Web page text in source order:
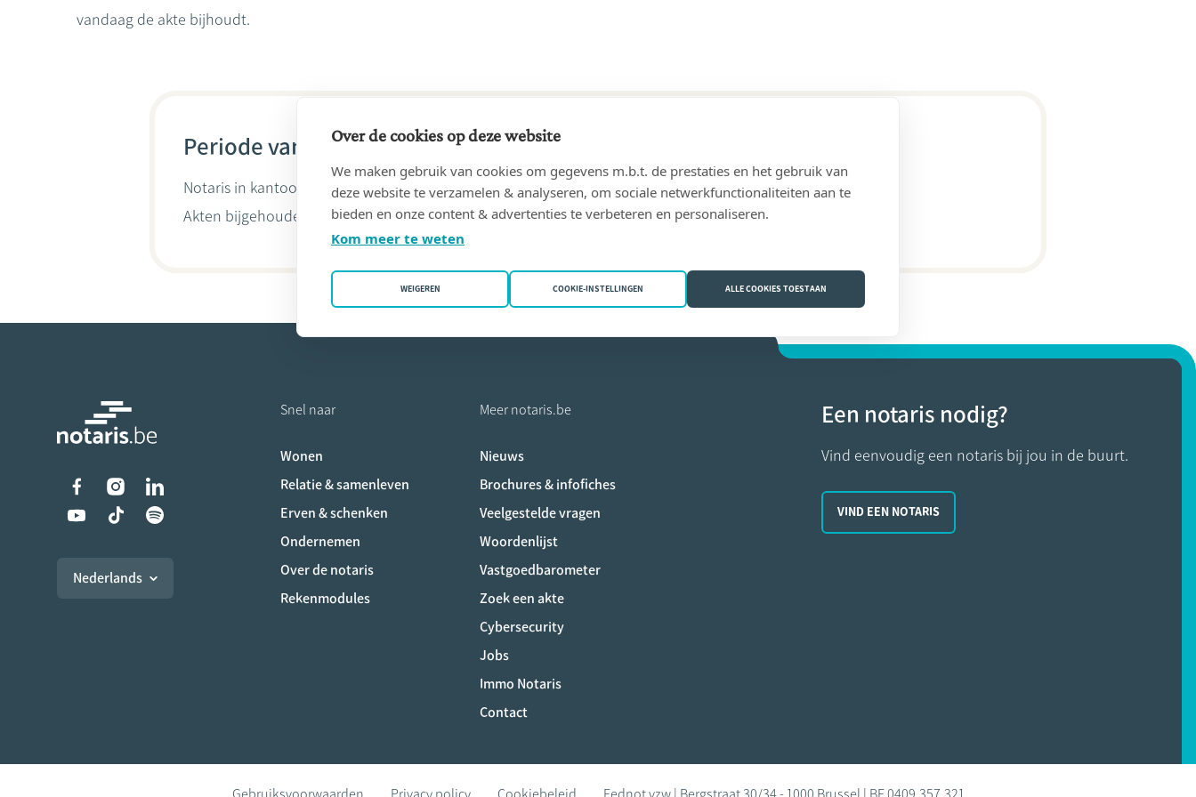
vandaag de akte bijhoudt.
Periode van 14/09/1962 tot 22/04/1993
Notaris in kantoor DEBOUCHE, Pierre(5030 Gembloux)
Akten bijgehouden doorPierre (Pierre-Alexandre) Debouche
Liens vers les réseaux sociaux
Nederlands
Snel naar
Wonen
Relatie & samenleven
Erven & schenken
Ondernemen
Over de notaris
Rekenmodules
Meer notaris.be
Nieuws
Brochures & infofiches
Veelgestelde vragen
Woordenlijst
Vastgoedbarometer
Zoek een akte
Cybersecurity
Jobs
Immo Notaris
Contact
Een notaris nodig?
Vind eenvoudig een notaris bij jou in de buurt.
VIND EEN NOTARIS
Over de cookies op deze website
We maken gebruik van cookies om gegevens m.b.t. de prestaties en het gebruik van
deze website te verzamelen & analyseren, om sociale netwerkfunctionaliteiten aan te
bieden en onze content & advertenties te verbeteren en personaliseren.
Kom meer te weten
WEIGEREN COOKIE-INSTELLINGEN ALLE COOKIES TOESTAAN